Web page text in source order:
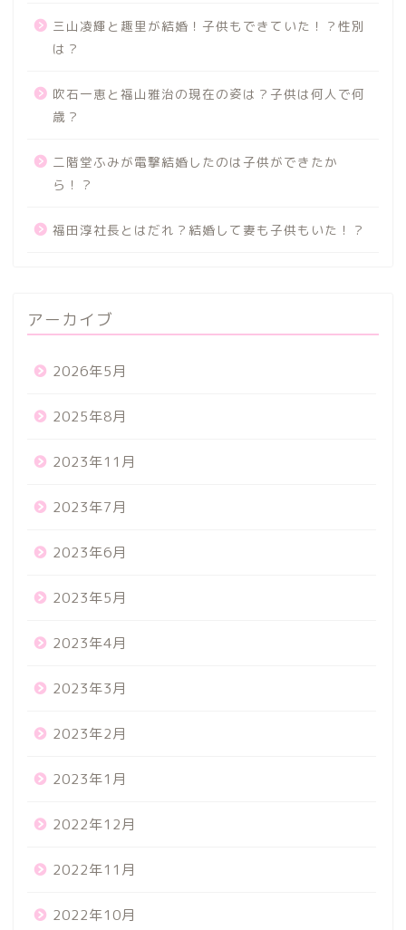
三山凌輝と趣里が結婚！子供もできていた！？性別
は？
吹石一恵と福山雅治の現在の姿は？子供は何人で何
歳？
二階堂ふみが電撃結婚したのは子供ができたか
ら！？
福田淳社長とはだれ？結婚して妻も子供もいた！？
アーカイブ
2026年5月
2025年8月
2023年11月
2023年7月
2023年6月
2023年5月
2023年4月
2023年3月
2023年2月
2023年1月
2022年12月
2022年11月
2022年10月